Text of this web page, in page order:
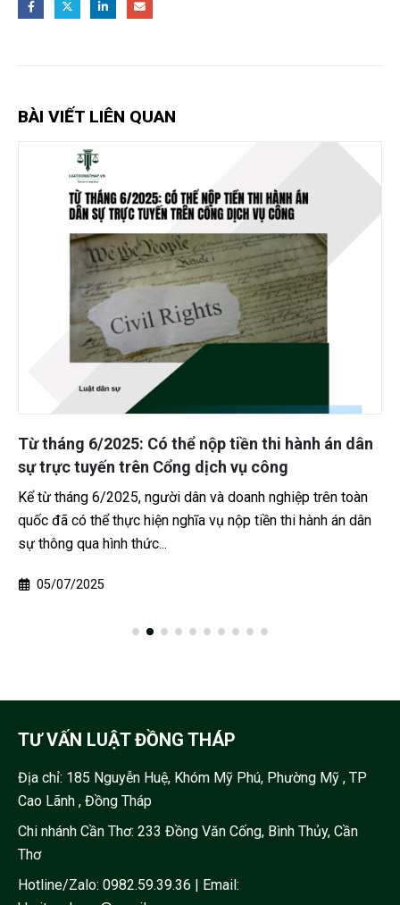
BÀI VIẾT LIÊN QUAN
Từ tháng 6/2025: Có thể nộp tiền thi hành án dân
sự trực tuyến trên Cổng dịch vụ công
Kể từ tháng 6/2025, người dân và doanh nghiệp trên toàn
quốc đã có thể thực hiện nghĩa vụ nộp tiền thi hành án dân
sự thông qua hình thức...
05/07/2025
TƯ VẤN LUẬT ĐỒNG THÁP
Địa chỉ: 185 Nguyễn Huệ, Khóm Mỹ Phú, Phường Mỹ , TP
Cao Lãnh , Đồng Tháp
Chi nhánh Cần Thơ: 233 Đồng Văn Cống, Bình Thủy, Cần
Thơ
Hotline/Zalo: 0982.59.39.36 | Email: